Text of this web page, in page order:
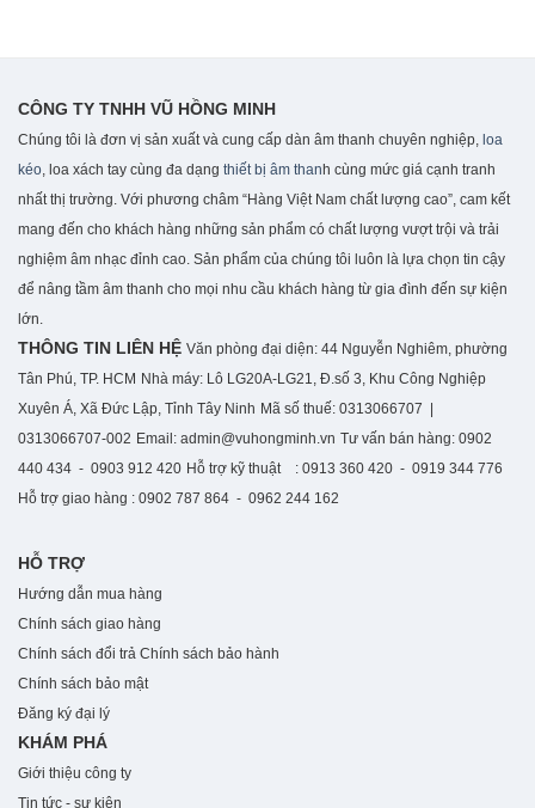
CÔNG TY TNHH VŨ HỒNG MINH
Chúng tôi là đơn vị sản xuất và cung cấp dàn âm thanh chuyên nghiệp, loa
kéo, loa xách tay cùng đa dạng thiết bị âm than h cùng mức giá cạnh tranh
nhất thị trường. Với phương châm “Hàng Việt Nam chất lượng cao”, cam kết
mang đến cho khách hàng những sản phẩm có chất lượng vượt trội và trải
nghiệm âm nhạc đỉnh cao. Sản phẩm của chúng tôi luôn là lựa chọn tin cậy
để nâng tầm âm thanh cho mọi nhu cầu khách hàng từ gia đình đến sự kiện
lớn.
THÔNG TIN LIÊN HỆ Văn phòng đại diện: 44 Nguyễn Nghiêm, phường
Tân Phú, TP. HCM Nhà máy: Lô LG20A-LG21, Đ.số 3, Khu Công Nghiệp
Xuyên Á, Xã Đức Lập, Tỉnh Tây Ninh Mã số thuế: 0313066707 |
0313066707-002 Email: admin@vuhongminh.vn Tư vấn bán hàng: 0902
440 434 - 0903 912 420 Hỗ trợ kỹ thuật : 0913 360 420 - 0919 344 776
Hỗ trợ giao hàng : 0902 787 864 - 0962 244 162
HỖ TRỢ
Hướng dẫn mua hàng
Chính sách giao hàng
Chính sách đổi trả Chính sách bảo hành
Chính sách bảo mật
Đăng ký đại lý
KHÁM PHÁ
Giới thiệu công ty
Tin tức - sự kiện